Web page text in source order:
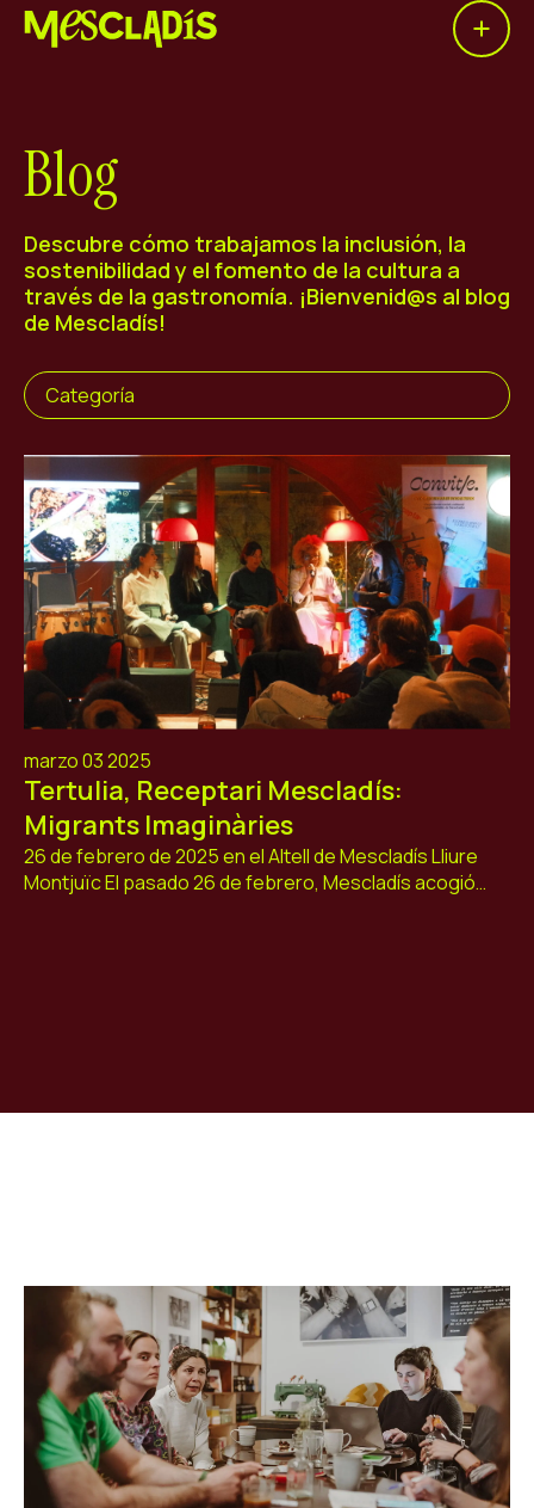
Open
Productora social
Productora de empleo
Productora de conocimiento
Productora cultural
Nuestros talleres
Contacto
Facebook InstagramYoutubeTwitter/X
ES CA EN
Blog
Descubre cómo trabajamos la inclusión, la
sostenibilidad y el fomento de la cultura a
través de la gastronomía. ¡Bienvenid@s al blog
de Mescladís!
Categoría
marzo 03 2025
Tertulia, Receptari Mescladís:
Migrants Imaginàries
26 de febrero de 2025 en el Altell de Mescladís Lliure
Montjuïc El pasado 26 de febrero, Mescladís acogió…